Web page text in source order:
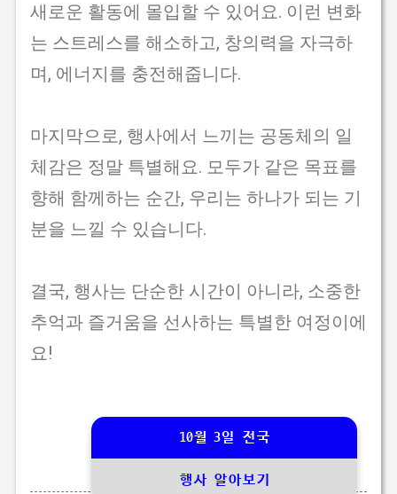
새로운 활동에 몰입할 수 있어요. 이런 변화
는 스트레스를 해소하고, 창의력을 자극하
며, 에너지를 충전해줍니다.
마지막으로, 행사에서 느끼는 공동체의 일
체감은 정말 특별해요. 모두가 같은 목표를
향해 함께하는 순간, 우리는 하나가 되는 기
분을 느낄 수 있습니다.
결국, 행사는 단순한 시간이 아니라, 소중한
추억과 즐거움을 선사하는 특별한 여정이에
요!
10월 3일 전국
행사 알아보기